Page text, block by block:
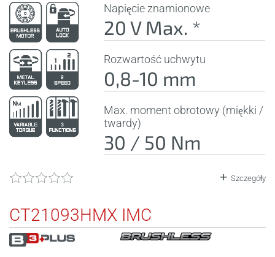
Napięcie znamionowe
20 V Max. *
Rozwartość uchwytu
0,8-10 mm
Max. moment obrotowy (miękki /
twardy)
30 / 50 Nm
Szczegóły
CT21093HMX IMC